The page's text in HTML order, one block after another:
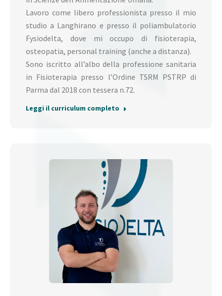
Lavoro come libero professionista presso il mio
studio a Langhirano e presso il poliambulatorio
Fysiodelta, dove mi occupo di fisioterapia,
osteopatia, personal training (anche a distanza).
Sono iscritto all’albo della professione sanitaria
in Fisioterapia presso l’Ordine TSRM PSTRP di
Parma dal 2018 con tessera n.72.
Leggi il curriculum completo